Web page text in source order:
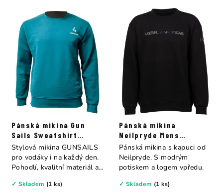
Pánská mikina Gun
Sails Sweatshirt
petrol
✓ Skladem (1 ks)
Stylová mikina GUNSAILS
pro vodáky i na každý den.
Pohodlí, kvalitní materiál a
Pánská mikina
Neilpryde Mens
Sweater black
✓ Skladem (1 ks)
Pánská mikina s kapuci od
Neilpryde. S modrým
potiskem a logem vpředu.